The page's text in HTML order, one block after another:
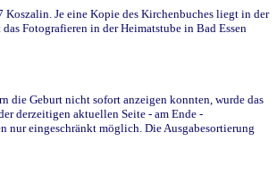
Je eine Kopie des Kirchenbuches liegt in der
Fotografieren in der Heimatstube in Bad Essen
die Geburt nicht sofort anzeigen konnten, wurde das
derzeitigen aktuellen Seite - am Ende -
nur eingeschränkt möglich. Die Ausgabesortierung